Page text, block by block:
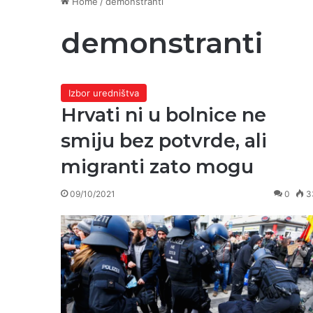
demonstranti
Izbor uredništva
Hrvati ni u bolnice ne
smiju bez potvrde, ali
migranti zato mogu
09/10/2021 0